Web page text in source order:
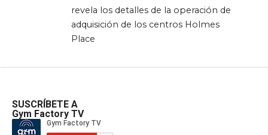
revela los detalles de la operación de
adquisición de los centros Holmes
Place
SUSCRÍBETE A
Gym Factory TV